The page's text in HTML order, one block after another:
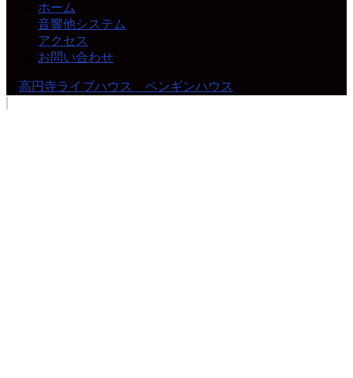
ホーム
音響他システム
アクセス
お問い合わせ
高円寺ライブハウス ペンギンハウス